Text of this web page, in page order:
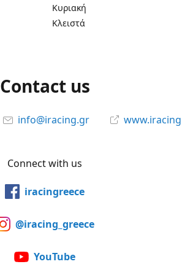
Κυριακή
Κλειστά
Contact us
info@iracing.gr
Connect with us
iracingreece
@iracing_greece
YouTube